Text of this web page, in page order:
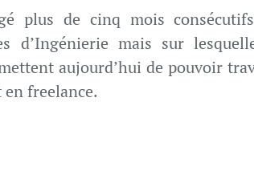
plus de cinq mois
d’Ingénierie mais sur
aujourd’hui de pouvoir
freelance.